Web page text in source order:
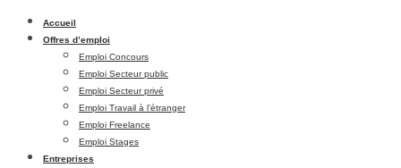
Accueil
Offres d’emploi
Emploi Concours
Emploi Secteur public
Emploi Secteur privé
Emploi Travail à l’étranger
Emploi Freelance
Emploi Stages
Entreprises